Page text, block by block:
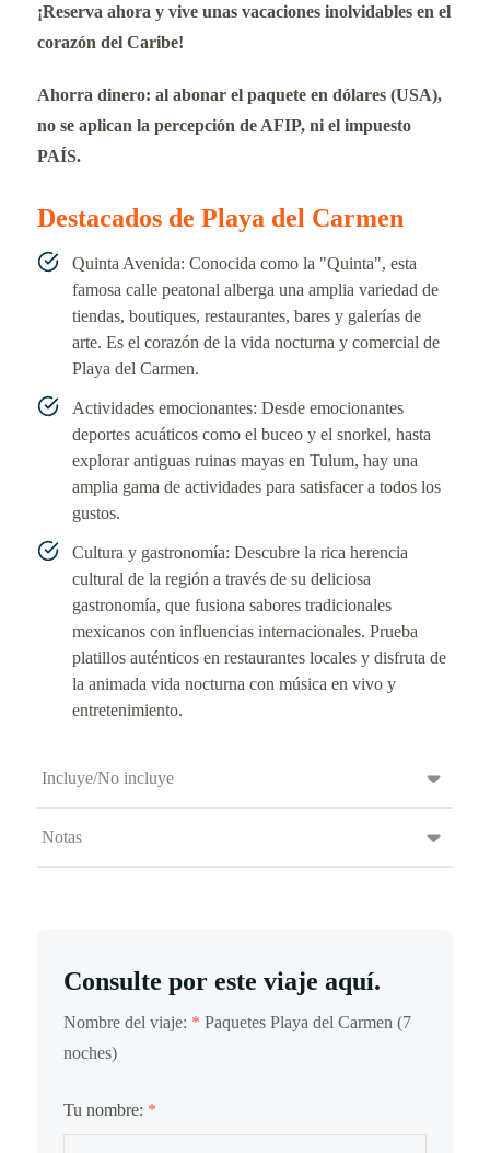
Incluye/No incluye
Notas
¡Reserva ahora y vive unas vacaciones inolvidables en el
corazón del Caribe!
Ahorra dinero: al abonar el paquete en dólares (USA),
no se aplican la percepción de AFIP, ni el impuesto
PAÍS.
Destacados de Playa del Carmen
Quinta Avenida: Conocida como la "Quinta", esta
famosa calle peatonal alberga una amplia variedad de
tiendas, boutiques, restaurantes, bares y galerías de
arte. Es el corazón de la vida nocturna y comercial de
Playa del Carmen.
Actividades emocionantes: Desde emocionantes
deportes acuáticos como el buceo y el snorkel, hasta
explorar antiguas ruinas mayas en Tulum, hay una
amplia gama de actividades para satisfacer a todos los
gustos.
Cultura y gastronomía: Descubre la rica herencia
cultural de la región a través de su deliciosa
gastronomía, que fusiona sabores tradicionales
mexicanos con influencias internacionales. Prueba
platillos auténticos en restaurantes locales y disfruta de
la animada vida nocturna con música en vivo y
entretenimiento.
Consulte por este viaje aquí.
Nombre del viaje: * Paquetes Playa del Carmen (7
noches)
Tu nombre: *